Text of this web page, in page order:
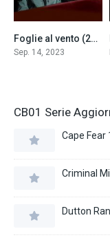
7.4
Foglie al vento (2023)
Sep. 14, 2023
CB01 Serie
Cape Fear
Criminal
Dutton